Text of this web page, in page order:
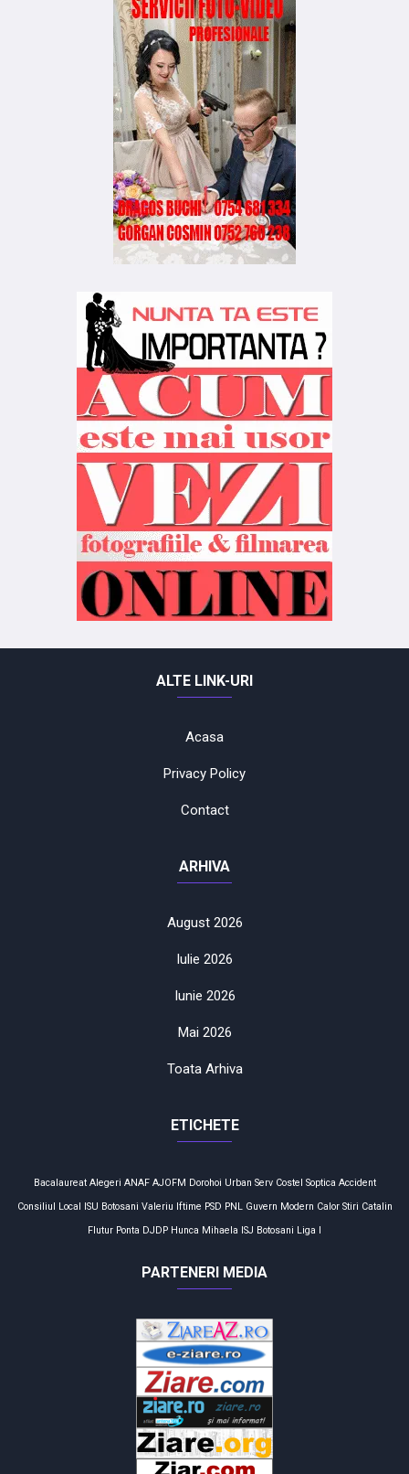
ALTE LINK-URI
Acasa
Privacy Policy
Contact
ARHIVA
August 2026
Iulie 2026
Iunie 2026
Mai 2026
Toata Arhiva
ETICHETE
Bacalaureat Alegeri ANAF AJOFM Dorohoi Urban Serv Costel Soptica Accident
Consiliul Local ISU Botosani Valeriu Iftime PSD PNL Guvern Modern Calor Stiri Catalin
Flutur Ponta DJDP Hunca Mihaela ISJ Botosani Liga I
PARTENERI MEDIA